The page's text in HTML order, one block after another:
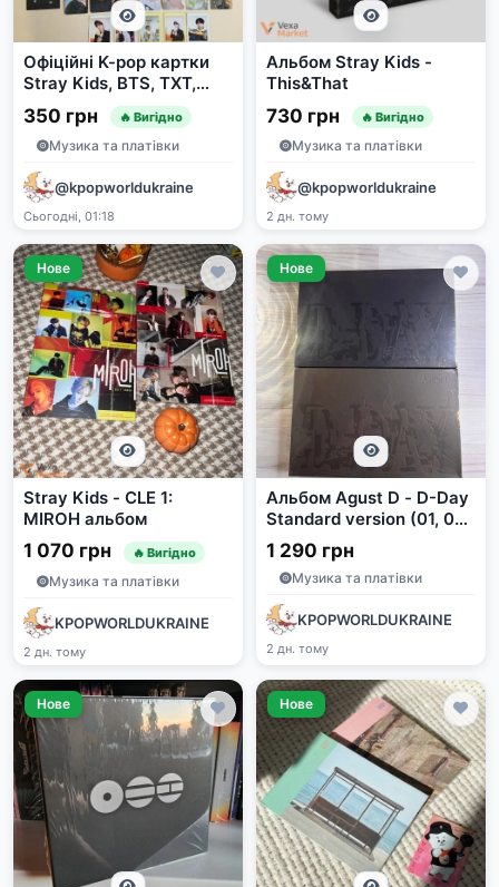
Офіційні K-pop картки
Stray Kids, BTS, TXT,
Enhypen та інших
350 грн 🔥 Вигідно
Музика та платівки
@kpopworldukraine
Сьогодні, 01:18
Альбом Stray Kids -
This&That
730 грн 🔥 Вигідно
Музика та платівки
@kpopworldukraine
2 дн. тому
Нове
Stray Kids - CLE 1:
MIROH альбом
1 070 грн 🔥 Вигідно
Музика та платівки
KPOPWORLDUKRAINE
2 дн. тому
Нове
Альбом Agust D - D-Day
Standard version (01, 02
ver)
1 290 грн
Музика та платівки
KPOPWORLDUKRAINE
2 дн. тому
Нове Нове